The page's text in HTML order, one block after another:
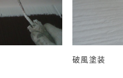
破風塗装